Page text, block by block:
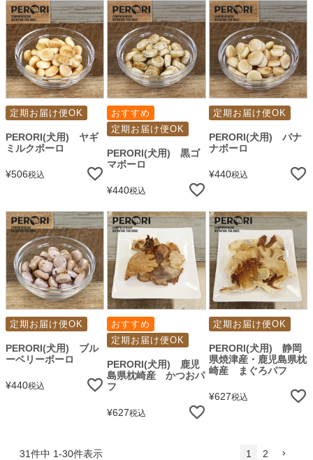
定期お届け便OK
PERORI(犬用) ヤギ
ミルクボーロ
¥506税込
おすすめ
定期お届け便OK
PERORI(犬用) 黒ゴ
マボーロ
¥440税込
定期お届け便OK
PERORI(犬用) バナ
ナボーロ
¥440税込
定期お届け便OK
PERORI(犬用) ブル
ーベリーボーロ
¥440税込
おすすめ
定期お届け便OK
PERORI(犬用) 鹿児
島県枕崎産 かつおパ
フ
¥627税込
定期お届け便OK
PERORI(犬用) 静岡
県焼津産・鹿児島県枕
崎産 まぐろパフ
¥627税込
31件中 1-30件表示 1 2